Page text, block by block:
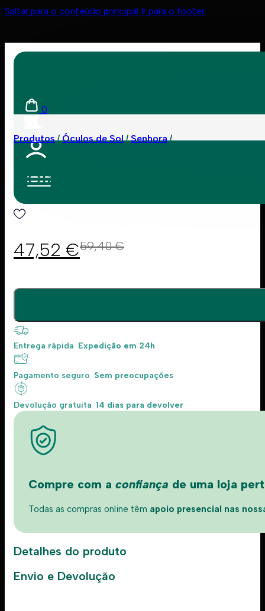
Saltar para o conteúdo principal Ir para o footer
0
Produtos Óculos de Sol Senhora
Polaroid 6192/S 086
59,40€
47,52 €
Entrega rápida Expedição em 24h
Pagamento seguro Sem preocupações
Devolução gratuita 14 dias para devolver
Compre com a confiança de uma loja
Todas as compras online têm apoio presencial nas
Detalhes do produto
Envio e Devolução